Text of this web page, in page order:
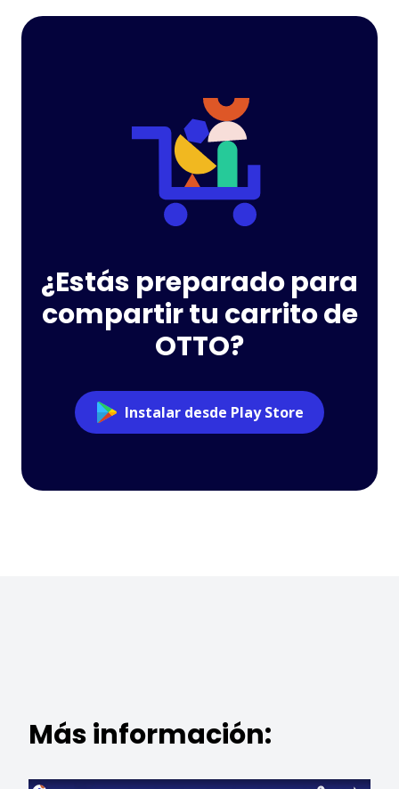
¿Estás preparado para
compartir tu carrito de
OTTO?
Instalar desde Play Store
Más información: